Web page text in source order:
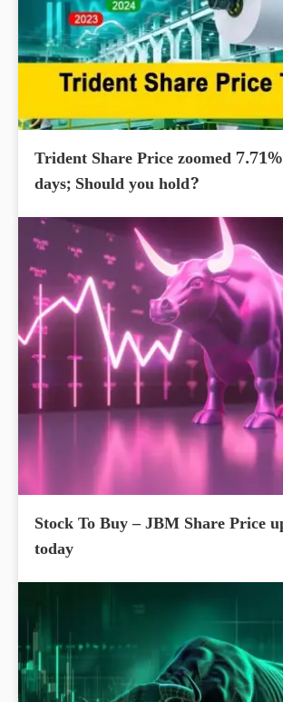
Trident Share Price zoomed
days; Should you hold?
Stock To Buy – JBM Share Price
today